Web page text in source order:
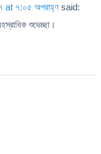
at ৭:০৫ অপরাহ্ণ said:
শুভেচ্ছা।